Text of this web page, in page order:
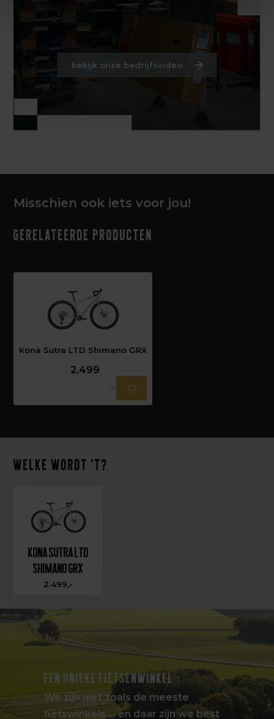
bekijk onze bedrijfsvideo
Misschien ook iets voor jou!
Gerelateerde producten
Kona Sutra LTD Shimano GRX
2,499
Welke wordt 't?
Kona Sutra LTD
Shimano GRX
2.499,-
EEN UNIEKE FIETSENWINKEL
We zijn niet zoals de meeste
fietswinkels … en daar zijn we best